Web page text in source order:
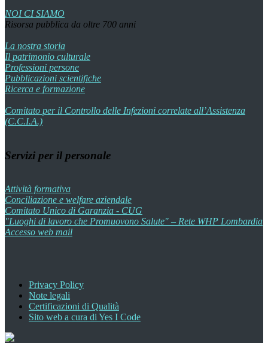
NOI CI SIAMO
Risorsa pubblica da oltre 700 anni
La nostra storia
Il patrimonio culturale
Professioni persone
Pubblicazioni scientifiche
Ricerca e formazione
Comitato per il Controllo delle Infezioni correlate all’Assistenza
(C.C.I.A.)
Servizi per il personale
Attività formativa
Conciliazione e welfare aziendale
Comitato Unico di Garanzia - CUG
"Luoghi di lavoro che Promuovono Salute" – Rete WHP Lombardia
Accesso web mail
Privacy Policy
Note legali
Certificazioni di Qualità
Sito web a cura di Yes I Code